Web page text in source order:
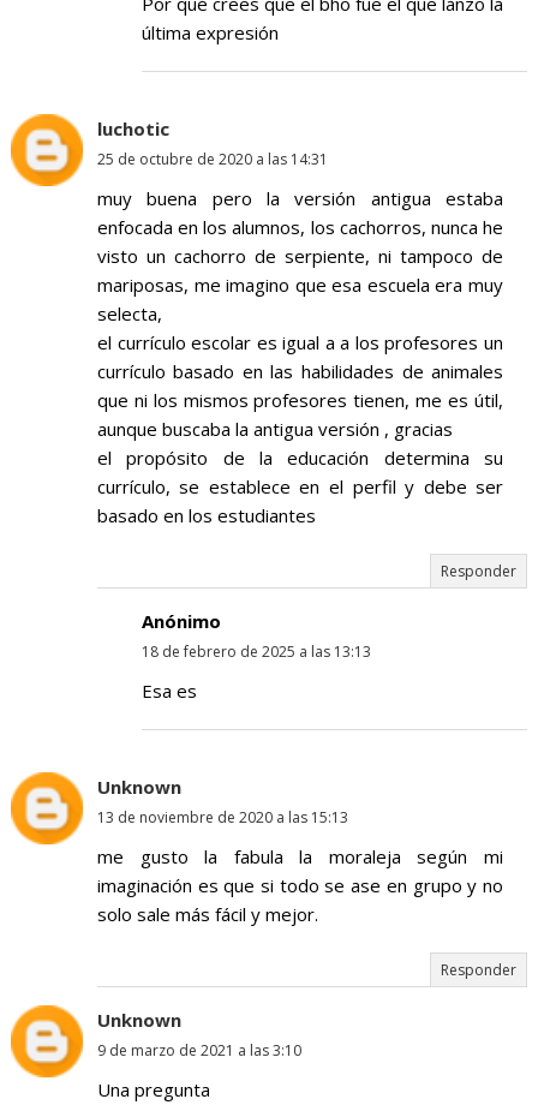
última expresión
luchotic
25 de octubre de 2020 a las 14:31
muy buena pero la versión antigua estaba
enfocada en los alumnos, los cachorros, nunca he
visto un cachorro de serpiente, ni tampoco de
mariposas, me imagino que esa escuela era muy
selecta,
el currículo escolar es igual a a los profesores un
currículo basado en las habilidades de animales
que ni los mismos profesores tienen, me es útil,
aunque buscaba la antigua versión , gracias
el propósito de la educación determina su
currículo, se establece en el perfil y debe ser
basado en los estudiantes
Responder
Anónimo
18 de febrero de 2025 a las 13:13
Esa es
Unknown
13 de noviembre de 2020 a las 15:13
me gusto la fabula la moraleja según mi
imaginación es que si todo se ase en grupo y no
solo sale más fácil y mejor.
Responder
Unknown
9 de marzo de 2021 a las 3:10
Una pregunta